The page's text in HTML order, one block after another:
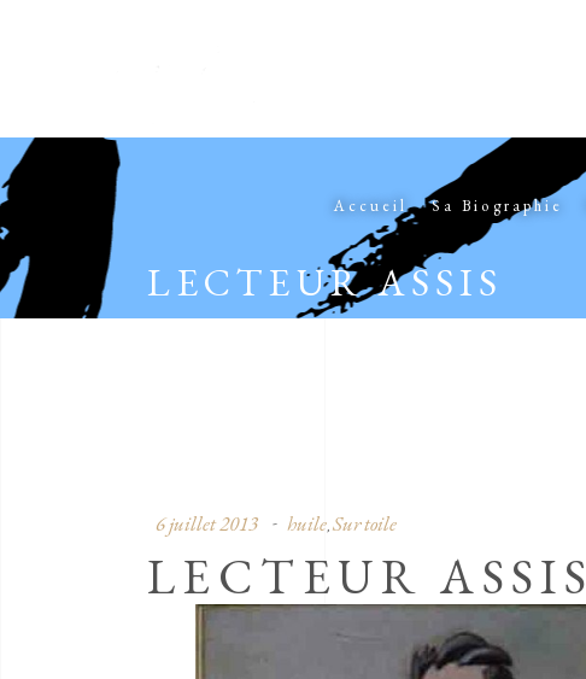
Accueil Sa Biographie
LECTEUR ASSIS
6 juillet 2013 huile, Sur toile
LECTEUR ASSIS